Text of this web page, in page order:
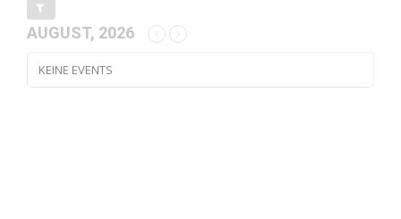
AUGUST, 2026
KEINE EVENTS